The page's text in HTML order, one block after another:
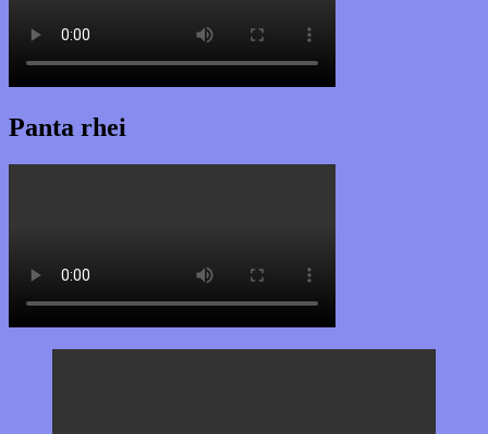
Panta rhei